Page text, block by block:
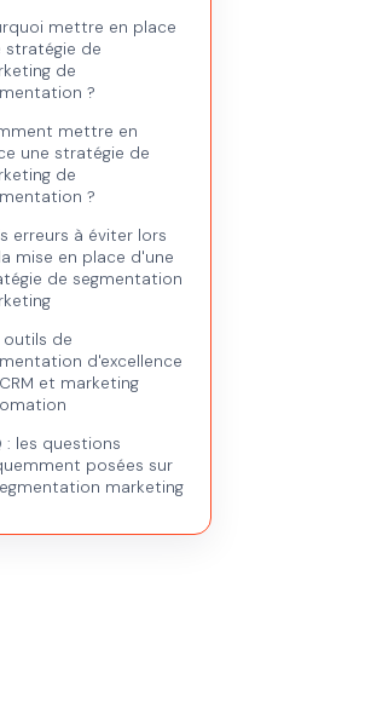
mettre en place
stratégie de
de
?
mettre en
une stratégie de
de
?
erreurs à éviter lors
mise en place d'une
de segmentation
outils de
d'excellence
et marketing
: les questions
posées sur
marketing